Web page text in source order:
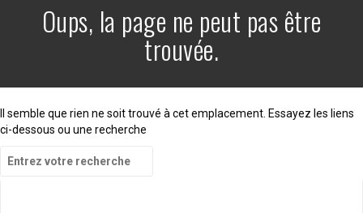
Oups, la page ne peut pas être
trouvée.
Il semble que rien ne soit trouvé à cet emplacement. Essayez les liens
ci-dessous ou une recherche
pour